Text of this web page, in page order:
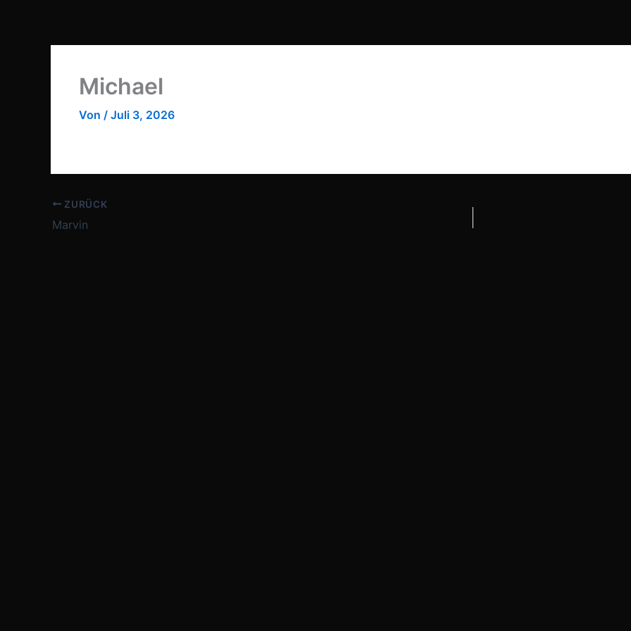
Michael
Von / Juli 3, 2026
ZURÜCK
Marvin